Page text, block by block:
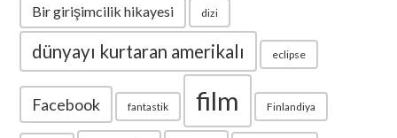
Bir girişimcilik hikayesi dizi
dünyayı kurtaran amerikalı eclipse
Facebook fantastik film Finlandiya